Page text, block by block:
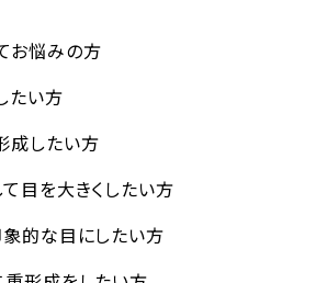
お悩みの方
たい方
成したい方
目を大きくしたい方
的な目にしたい方